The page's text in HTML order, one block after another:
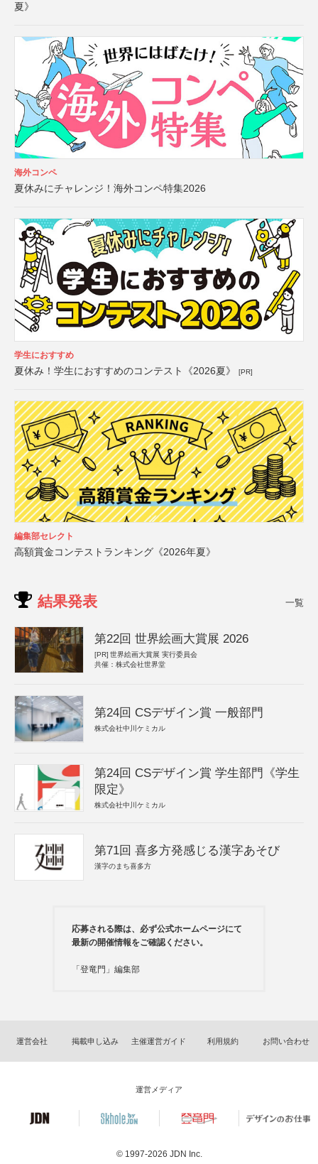
夏》
海外コンペ
夏休みにチャレンジ！海外コンペ特集2026
学生におすすめ
夏休み！学生におすすめのコンテスト《2026夏》 [PR]
編集部セレクト
高額賞金コンテストランキング《2026年夏》
結果発表 一覧
第22回 世界絵画大賞展 2026
[PR] 世界絵画大賞展 実行委員会
共催：株式会社世界堂
第24回 CSデザイン賞 一般部門
株式会社中川ケミカル
第24回 CSデザイン賞 学生部門《学生
限定》
株式会社中川ケミカル
第71回 喜多方発感じる漢字あそび
漢字のまち喜多方
応募される際は、必ず公式ホームページにて
最新の開催情報をご確認ください。
「登竜門」編集部
運営会社 掲載申し込み 主催運営ガイド 利用規約 お問い合わせ
運営メディア
© 1997-2026 JDN Inc.